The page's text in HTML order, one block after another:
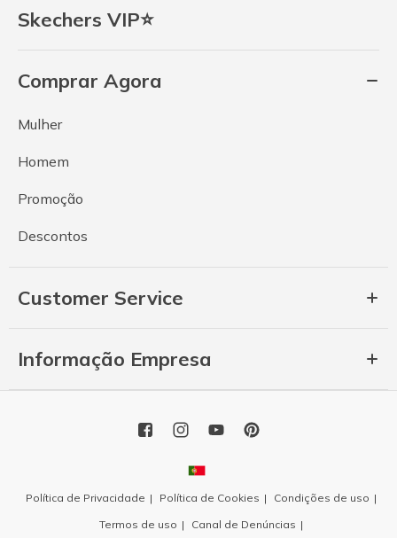
Skechers VIP⭐
Comprar Agora
Mulher
Homem
Promoção
Descontos
Customer Service
Informação Empresa
Política de Privacidade Política de Cookies
Condições de uso
Termos de uso
Canal de Denúncias